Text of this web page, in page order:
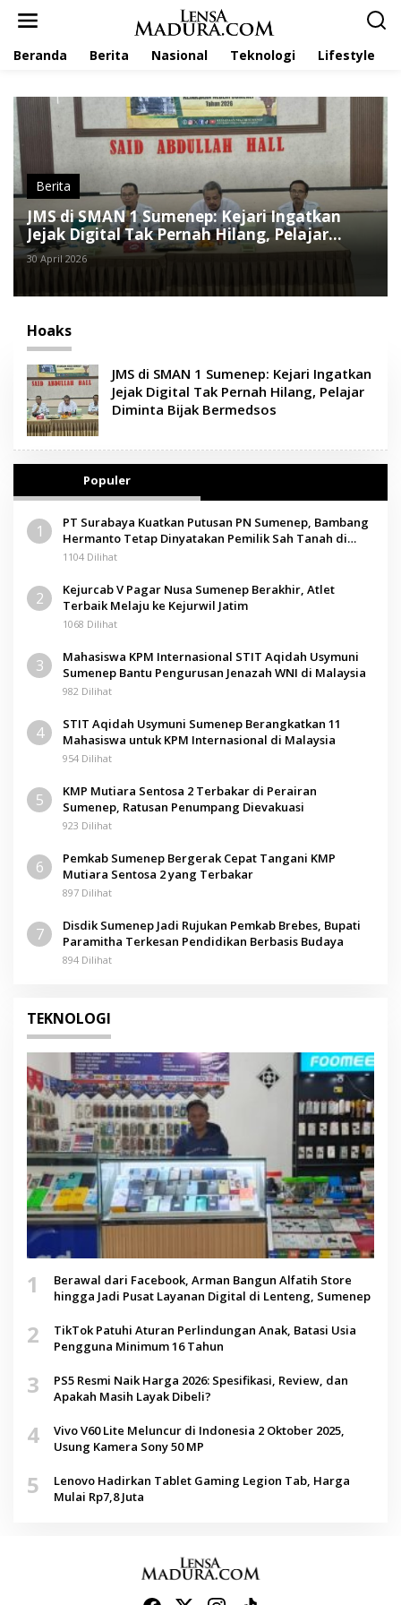
Beranda Berita Nasional Teknologi Lifestyle
Berita
JMS di SMAN 1 Sumenep: Kejari Ingatkan
Jejak Digital Tak Pernah Hilang, Pelajar
Diminta Bijak Bermedsos
30 April 2026
Hoaks
JMS di SMAN 1 Sumenep: Kejari Ingatkan
Jejak Digital Tak Pernah Hilang, Pelajar
Diminta Bijak Bermedsos
Populer
1
PT Surabaya Kuatkan Putusan PN Sumenep, Bambang
Hermanto Tetap Dinyatakan Pemilik Sah Tanah di
Pamolokan
1104 Dilihat
2
Kejurcab V Pagar Nusa Sumenep Berakhir, Atlet
Terbaik Melaju ke Kejurwil Jatim
1068 Dilihat
3
Mahasiswa KPM Internasional STIT Aqidah Usymuni
Sumenep Bantu Pengurusan Jenazah WNI di Malaysia
982 Dilihat
4
STIT Aqidah Usymuni Sumenep Berangkatkan 11
Mahasiswa untuk KPM Internasional di Malaysia
954 Dilihat
5
KMP Mutiara Sentosa 2 Terbakar di Perairan
Sumenep, Ratusan Penumpang Dievakuasi
923 Dilihat
6
Pemkab Sumenep Bergerak Cepat Tangani KMP
Mutiara Sentosa 2 yang Terbakar
897 Dilihat
7
Disdik Sumenep Jadi Rujukan Pemkab Brebes, Bupati
Paramitha Terkesan Pendidikan Berbasis Budaya
894 Dilihat
TEKNOLOGI
1
Berawal dari Facebook, Arman Bangun Alfatih Store
hingga Jadi Pusat Layanan Digital di Lenteng, Sumenep
2
TikTok Patuhi Aturan Perlindungan Anak, Batasi Usia
Pengguna Minimum 16 Tahun
3
PS5 Resmi Naik Harga 2026: Spesifikasi, Review, dan
Apakah Masih Layak Dibeli?
4
Vivo V60 Lite Meluncur di Indonesia 2 Oktober 2025,
Usung Kamera Sony 50 MP
5
Lenovo Hadirkan Tablet Gaming Legion Tab, Harga
Mulai Rp7,8 Juta